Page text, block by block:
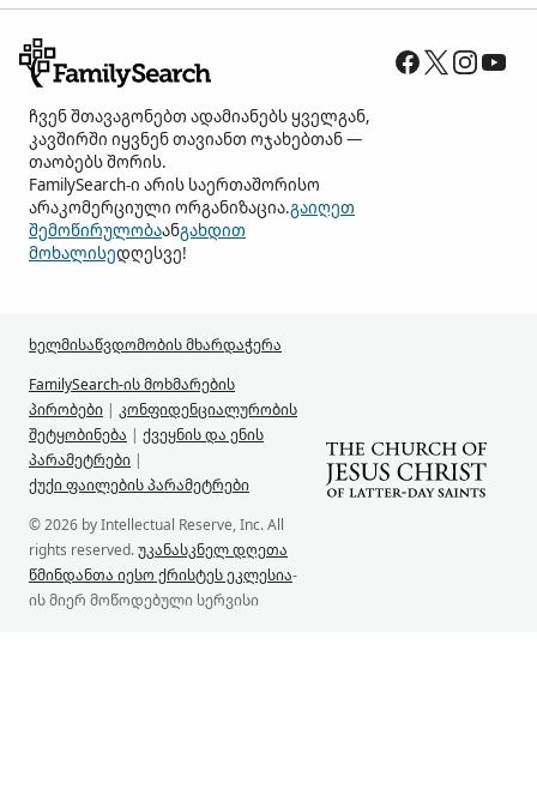
ჩვენ შთავაგონებთ ადამიანებს ყველგან,
კავშირში იყვნენ თავიანთ ოჯახებთან —
თაობებს შორის.
FamilySearch-ი არის საერთაშორისო
არაკომერციული ორგანიზაცია.გაიღეთ
შემოწირულობაანგახდით
მოხალისედღესვე!
ხელმისაწვდომობის მხარდაჭერა
FamilySearch-ის მოხმარების
პირობები | კონფიდენციალურობის
შეტყობინება | ქვეყნის და ენის
პარამეტრები |
ქუქი ფაილების პარამეტრები
© 2026 by Intellectual Reserve, Inc. All
rights reserved.უკანასკნელ დღეთა
წმინდანთა იესო ქრისტეს ეკლესია-
ის მიერ მოწოდებული სერვისი